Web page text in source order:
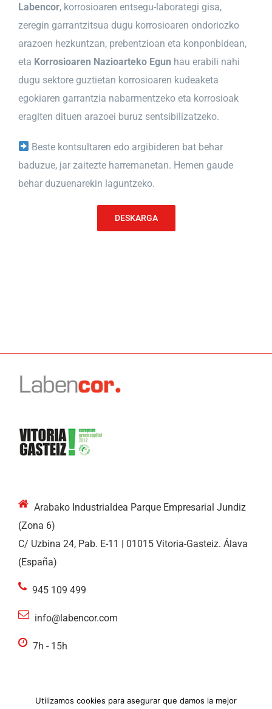
Labencor, korrosioaren entsegu-laborategi gisa,
zeregin garrantzitsua dugu korrosioaren ondoriozko
arazoen hezkuntzan, prebentzioan eta konponbidean,
eta Korrosioaren Nazioarteko Egun hau erabili nahi
dugu sektore guztietan korrosioaren kudeaketa
egokiaren garrantzia nabarmentzeko eta korrosioak
eragiten dituen arazoei buruz sentsibilizatzeko.
Beste kontsultaren edo argibideren bat behar
baduzue, jar zaitezte harremanetan. Hemen gaude
behar duzuenarekin laguntzeko.
DESKARGA
Arabako Industrialdea Parque Empresarial Jundiz
(Zona 6)
C/ Uzbina 24, Pab. E-11 | 01015 Vitoria-Gasteiz. Álava
(España)
945 109 499
info@labencor.com
7h - 15h
Utilizamos cookies para asegurar que damos la mejor